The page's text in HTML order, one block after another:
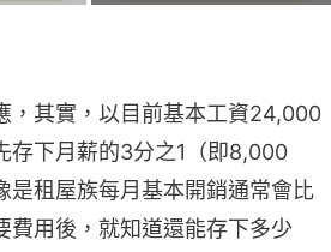
，其實，以目前基本工資24,000
存下月薪的3分之1（即8,000
是租屋族每月基本開銷通常會比
費用後，就知道還能存下多少